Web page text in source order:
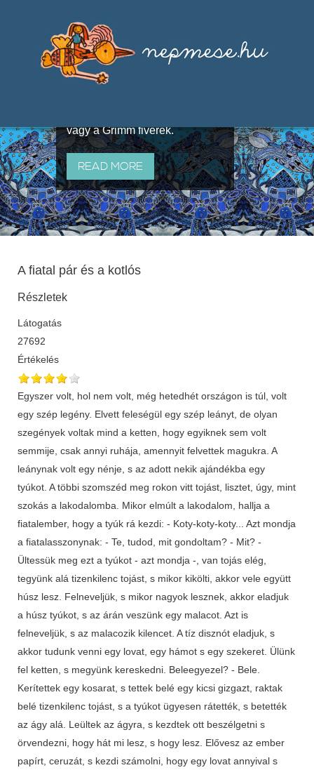
útján terjedő elbeszélésekből,
melyeket olyan ismert gyűjtők
állítottak össze, mint Benedek
vagy a Grimm fivérek.
READ MORE
A fiatal pár és a kotlós
Részletek
Látogatás
27692
Értékelés
Egyszer volt, hol nem volt, még hetedhét országon is túl, volt
egy szép legény. Elvett feleségül egy szép leányt, de olyan
szegények voltak mind a ketten, hogy egyiknek sem volt
semmije, csak annyi ruhája, amennyit felvettek magukra. A
leánynak volt egy nénje, s az adott nekik ajándékba egy
tyúkot. A többi szomszéd meg rokon vitt tojást, lisztet, úgy, mint
szokás a lakodalomba. Mikor elmúlt a lakodalom, hallja a
fiatalember, hogy a tyúk rá kezdi: - Koty-koty-koty... Azt mondja
a fiatalasszonynak: - Te, tudod, mit gondoltam? - Mit? -
Ültessük meg ezt a tyúkot - azt mondja -, van tojás elég,
tegyünk alá tizenkilenc tojást, s mikor kikölti, akkor vele együtt
húsz lesz. Felneveljük, s mikor nagyok lesznek, akkor eladjuk
a húsz tyúkot, s az árán veszünk egy malacot. Azt is
felneveljük, s az malacozik kilencet. A tíz disznót eladjuk, s
akkor tudunk venni egy lovat, egy hámot s egy szekeret. Ülünk
fel ketten, s megyünk kereskedni. Beleegyezel? - Bele.
Kerítettek egy kosarat, s tettek belé egy kicsi gizgazt, raktak
belé tizenkilenc tojást, s a tyúkot ügyesen rátették, s betették
az ágy alá. Leültek az ágyra, s kezdtek ott beszélgetni s
örvendezni, hogy hát mi lesz, s hogy lesz. Elővesz az ember
papírt, ceruzát, s kezdi számolni, hogy egy lovat annyival s